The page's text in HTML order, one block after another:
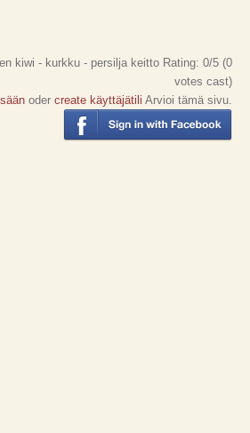
kiwi - kurkku - persilja keitto Rating: 0/5 (0
votes cast)
oder create käyttäjätili Arvioi tämä sivu.